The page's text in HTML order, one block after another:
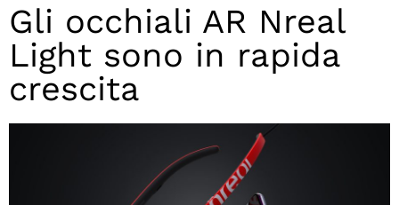
Gli occhiali AR Nreal
Light sono in rapida
crescita